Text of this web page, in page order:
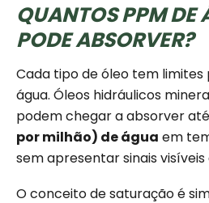
QUANTOS PPM DE
PODE ABSORVER?
Cada tipo de óleo tem
água. Óleos hidráulicos
podem chegar a absorver até
por milhão) de água em
sem apresentar sinais
O conceito de saturação é